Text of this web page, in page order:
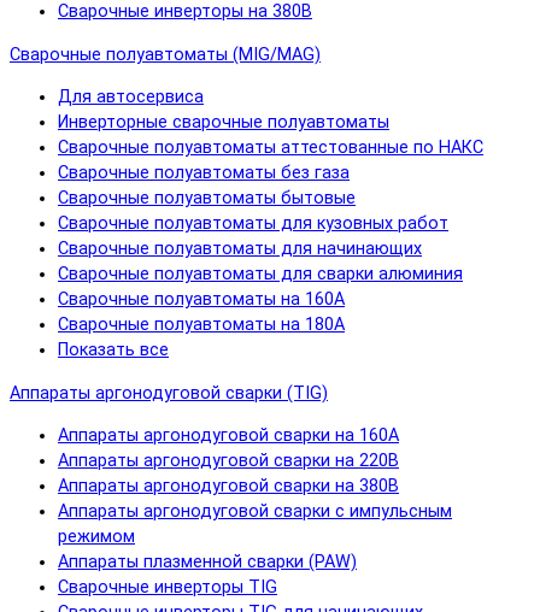
Сварочные инверторы на 380В
Сварочные полуавтоматы (MIG/MAG)
Для автосервиса
Инверторные сварочные полуавтоматы
Сварочные полуавтоматы аттестованные по НАКС
Сварочные полуавтоматы без газа
Сварочные полуавтоматы бытовые
Сварочные полуавтоматы для кузовных работ
Сварочные полуавтоматы для начинающих
Сварочные полуавтоматы для сварки алюминия
Сварочные полуавтоматы на 160А
Сварочные полуавтоматы на 180А
Показать все
Аппараты аргонодуговой сварки (TIG)
Аппараты аргонодуговой сварки на 160А
Аппараты аргонодуговой сварки на 220В
Аппараты аргонодуговой сварки на 380В
Аппараты аргонодуговой сварки с импульсным
режимом
Аппараты плазменной сварки (PAW)
Сварочные инверторы TIG